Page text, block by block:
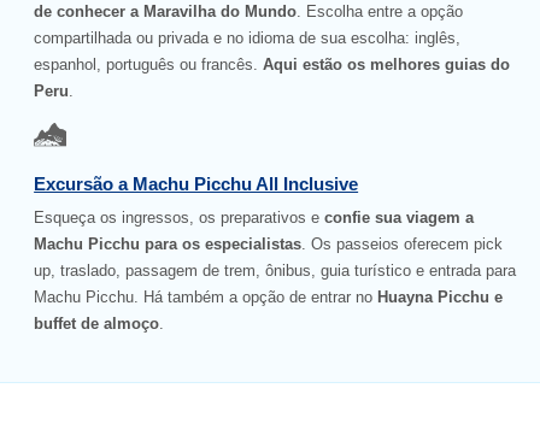
de conhecer a Maravilha do Mundo. Escolha entre a opção
compartilhada ou privada e no idioma de sua escolha: inglês,
espanhol, português ou francês. Aqui estão os melhores guias do
Peru.
Excursão a Machu Picchu All Inclusive
Esqueça os ingressos, os preparativos e confie sua viagem a
Machu Picchu para os especialistas. Os passeios oferecem pick
up, traslado, passagem de trem, ônibus, guia turístico e entrada para
Machu Picchu. Há também a opção de entrar no Huayna Picchu e
buffet de almoço.